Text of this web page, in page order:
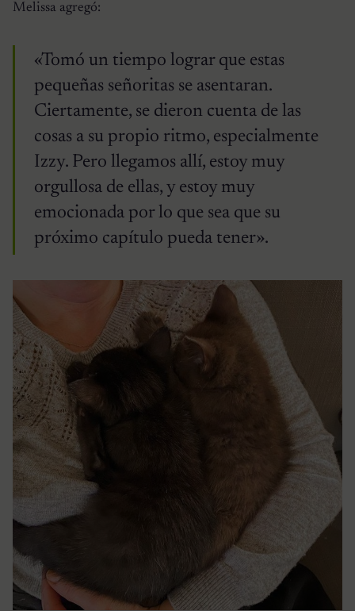
Melissa agregó:
«Tomó un tiempo lograr que estas
pequeñas señoritas se asentaran.
Ciertamente, se dieron cuenta de las
cosas a su propio ritmo, especialmente
Izzy. Pero llegamos allí, estoy muy
orgullosa de ellas, y estoy muy
emocionada por lo que sea que su
próximo capítulo pueda tener».